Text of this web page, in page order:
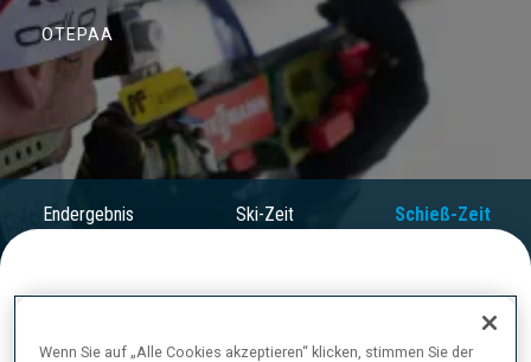
OTEPAA
Endergebnis Ski-Zeit Schieß-Zeit
Wenn Sie auf „Alle Cookies akzeptieren“ klicken, stimmen Sie der